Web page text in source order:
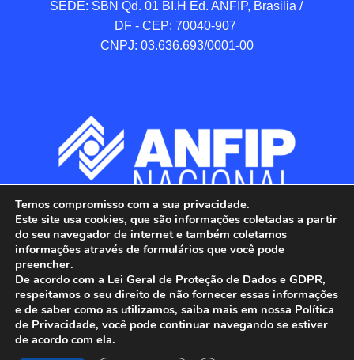
SEDE: SBN Qd. 01 BI.H Ed. ANFIP, Brasilia /
DF - CEP: 70040-907
CNPJ: 03.636.693/0001-00
ANFIP - Associação Nacional dos Auditores
Fiscais da Receita Federal do Brasil.
Temos compromisso com a sua privacidade.
Este site usa cookies, que são informações coletadas a partir
do seu navegador de internet e também coletamos
informações através de formulários que você pode
preencher.
De acordo com a Lei Geral de Proteção de Dados e GDPR,
respeitamos o seu direito de não fornecer essas informações
e de saber como as utilizamos, saiba mais em nossa Política
de Privacidade, você pode continuar navegando se estiver
de acordo com ela.